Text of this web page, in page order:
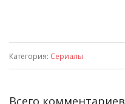
Категория: Сериалы
Всего комментариев